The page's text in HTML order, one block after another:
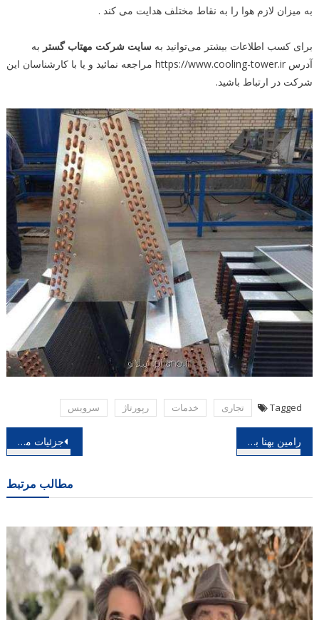
به میزان لازم هوا را به نقاط مختلف هدایت می کند .
برای کسب اطلاعات بیشتر می‌توانید به سایت شرکت مهتاب گستر به
آدرس https://www.cooling-tower.ir مراجعه نمائید و یا با کارشناسان این
شرکت در ارتباط باشید.
Tagged تجاری خدمات رپورتاژ سرویس
راهبری
جزئیات مراسم خاکسپاری پیکر فرزین بنکدار اعلام گردید رامین بهنا به مهر خبر داد؛ تولید یک آلبوم موسیقی با خوانندگان خاص، برنامه های متفاوتی دارم
مطالب مرتبط